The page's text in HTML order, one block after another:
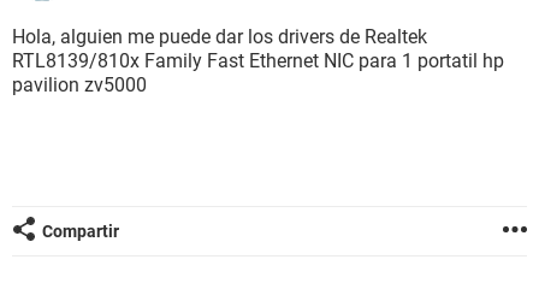
Hola, alguien me puede dar los drivers de Realtek
RTL8139/810x Family Fast Ethernet NIC para 1 portatil hp
pavilion zv5000
Compartir